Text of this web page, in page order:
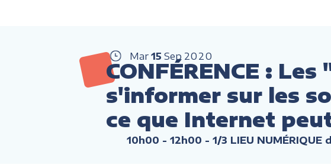
Mar 15 Sep 2020
CONFÉRENCE :
s'informer sur les
ce que Internet
10h00 - 12h00 - 1/3 LIEU